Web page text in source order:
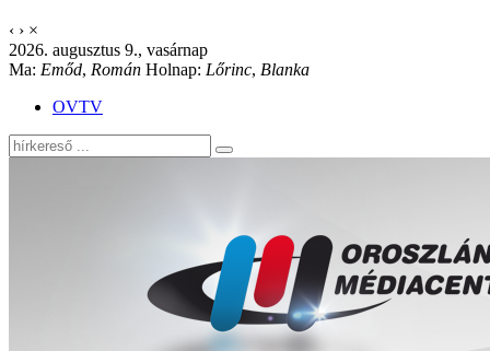
‹ › ×
2026. augusztus 9., vasárnap
Ma: Emőd, Román Holnap: Lőrinc, Blanka
OVTV